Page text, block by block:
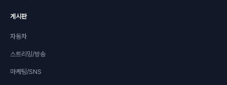
게시판
자동차
스트리밍/방송
마케팅/SNS